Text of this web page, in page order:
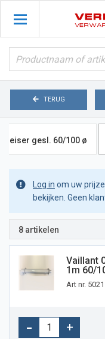
TERUG
geiser gesl. 60/100 ø
Log in om uw
bekijken. Geen
8 artikelen
Vaillant
1m 60/
Art nr.